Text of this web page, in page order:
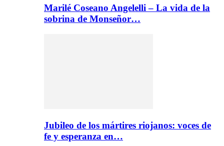
Marilé Coseano Angelelli – La vida de la
sobrina de Monseñor…
Jubileo de los mártires riojanos: voces de
fe y esperanza en…